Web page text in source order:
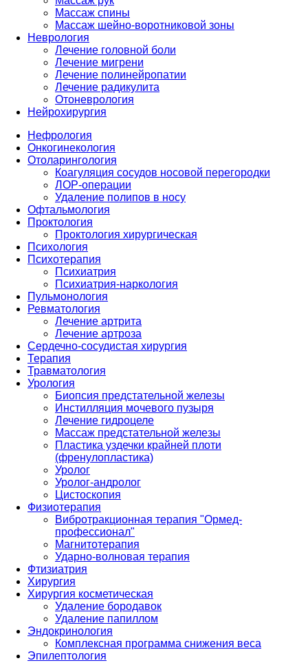
Массаж спины
Массаж шейно-воротниковой зоны
Неврология
Лечение головной боли
Лечение мигрени
Лечение полинейропатии
Лечение радикулита
Отоневрология
Нейрохирургия
Нефрология
Онкогинекология
Отоларингология
Коагуляция сосудов носовой перегородки
ЛОР-операции
Удаление полипов в носу
Офтальмология
Проктология
Проктология хирургическая
Психология
Психотерапия
Психиатрия
Психиатрия-наркология
Пульмонология
Ревматология
Лечение артрита
Лечение артроза
Сердечно-сосудистая хирургия
Терапия
Травматология
Урология
Биопсия предстательной железы
Инстилляция мочевого пузыря
Лечение гидроцеле
Массаж предстательной железы
Пластика уздечки крайней плоти
(френулопластика)
Уролог
Уролог-андролог
Цистоскопия
Физиотерапия
Вибротракционная терапия "Ормед-
профессионал"
Магнитотерапия
Ударно-волновая терапия
Фтизиатрия
Хирургия
Хирургия косметическая
Удаление бородавок
Удаление папиллом
Эндокринология
Комплексная программа снижения веса
Эпилептология